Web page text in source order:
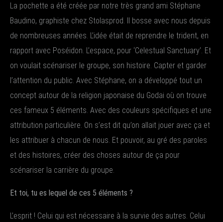
La pochette a été créée par notre très grand ami Stéphane
Baudino, graphiste chez Stolasprod. Il bosse avec nous depuis
de nombreuses années. L’idée était de reprendre le trident, en
rapport avec Poséidon. L’espace, pour ‘Celestual Sanctuary’. Et
on voulait scénariser le groupe, son histoire. Capter et garder
l’attention du public. Avec Stéphane, on a développé tout un
concept autour de la religion japonaise du Godai où on trouve
ces fameux 5 éléments. Avec des couleurs spécifiques et une
attribution particulière. On s’est dit qu’on allait jouer avec ça et
les attribuer à chacun de nous. Et pouvoir, au gré des paroles
et des histoires, créer des choses autour de ça pour
scénariser la carrière du groupe.
Et toi, tu es lequel de ces 5 éléments ?
L’esprit ! Celui qui est nécessaire à la survie des autres. Celui